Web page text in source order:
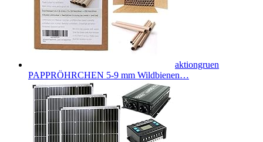
aktiongruen
PAPPRÖHRCHEN 5-9 mm Wildbienen…